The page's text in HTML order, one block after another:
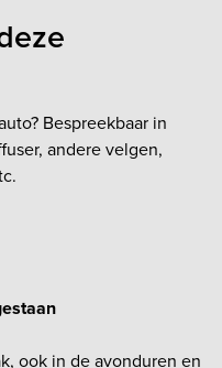
Bespreekbaar in
andere velgen,
ook in de avonduren en